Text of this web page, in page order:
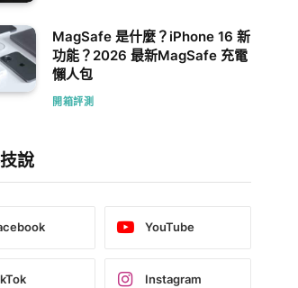
MagSafe 是什麼？iPhone 16 新
功能？2026 最新MagSafe 充電
懶人包
開箱評測
說
YouTube
Instagram